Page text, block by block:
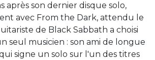
après son dernier disque solo,
avec From the Dark, attendu le
de Black Sabbath a choisi
seul musicien : son ami de longue
signe un solo sur l'un des titres